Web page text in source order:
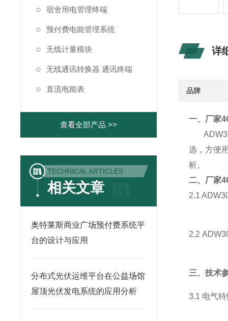
详
品牌
一、 厂家
选，方便
析。
二、 厂家
2.1
2.2
三、技术
3.1 电气
宿舍用电管理终端
预付费电能管理系统
无线计量模块
无线通讯转换器 通讯终端
直流电能表
查看全部产品 >>
TECHNICAL ARTICLES
相关文章
奥特莱斯商业广场预付费系统平
台的设计与应用
分布式光伏运维平台在公益场馆
屋顶光伏发电系统的应用分析